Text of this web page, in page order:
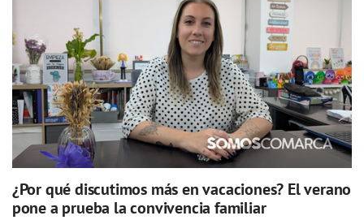
¿Por qué discutimos más en vacaciones? El verano
pone a prueba la convivencia familiar